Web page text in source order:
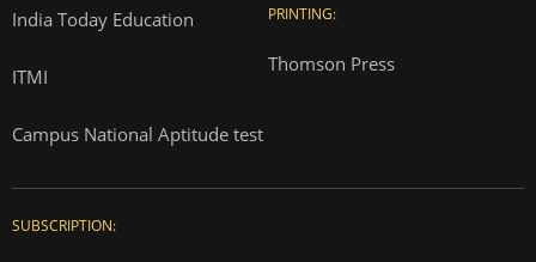
India Today Education
ITMI
Campus National Aptitude test
PRINTING:
Thomson Press
SUBSCRIPTION: